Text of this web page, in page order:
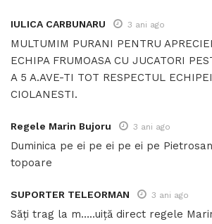
IULICA CARBUNARU 3 ani ago
MULTUMIM PURANI PENTRU
ECHIPA FRUMOASA CU JUCATORI
A 5 A.AVE-TI TOT RESPECTUL
CIOLANESTI.
Regele Marin Bujoru 3 ani ago
Duminica pe ei pe ei pe ei pe
topoare
SUPORTER TELEORMAN 3 ani ago
Săți trag la m…..uiță direct regele